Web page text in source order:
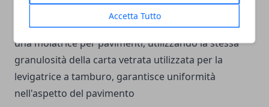
Accetta Tutto
progressivamente più fine levigano il pavimento e lo
rendono pronto per la finitura. Levigare i bordi con
una molatrice per pavimenti, utilizzando la stessa
granulosità della carta vetrata utilizzata per la
levigatrice a tamburo, garantisce uniformità
nell'aspetto del pavimento